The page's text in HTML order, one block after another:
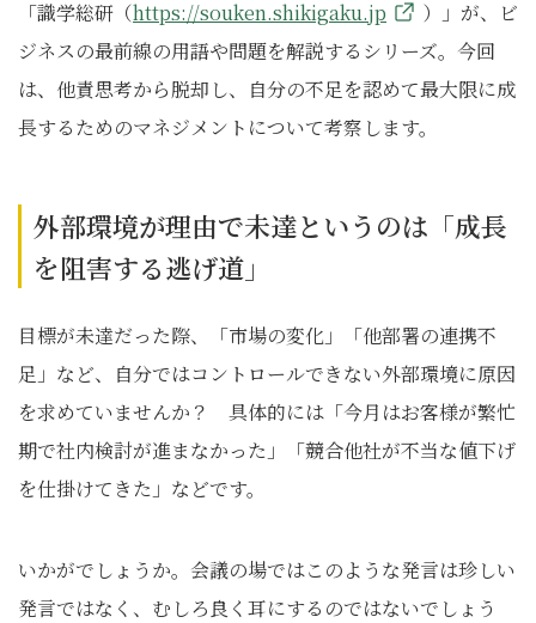
「識学総研（https://souken.shikigaku.jp
）」が、ビ
ジネスの最前線の用語や問題を解説するシリーズ。今回
は、他責思考から脱却し、自分の不足を認めて最大限に成
長するためのマネジメントについて考察します。
外部環境が理由で未達というのは「成長
を阻害する逃げ道」
目標が未達だった際、「市場の変化」「他部署の連携不
足」など、自分ではコントロールできない外部環境に原因
を求めていませんか？ 具体的には「今月はお客様が繁忙
期で社内検討が進まなかった」「競合他社が不当な値下げ
を仕掛けてきた」などです。
いかがでしょうか。会議の場ではこのような発言は珍しい
発言ではなく、むしろ良く耳にするのではないでしょう